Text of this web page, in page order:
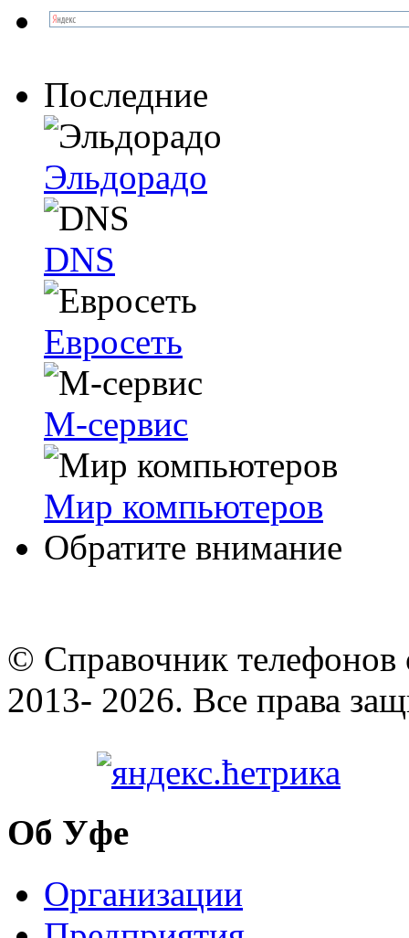
Последние
Эльдорадо
DNS
Евросеть
М-сервис
Мир компьютеров
Обратите внимание
© Cправочник телефонов
2013- 2026. Все права
Об Уфе
Организации